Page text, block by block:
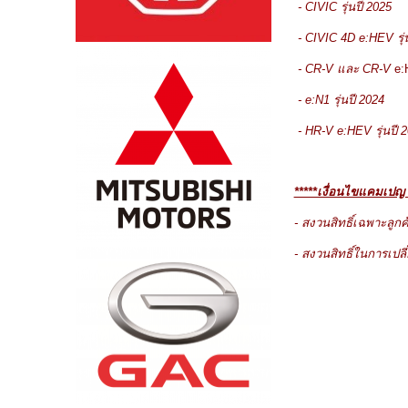
- CIVIC รุ่นปี 2025
- CIVIC 4D e:HEV รุ่
- CR-V และ CR-V
- e:N1 รุ่นปี 2024
- HR-V e:HEV รุ่นปี
*****เงื่อนไขแคมเป
- สงวนสิทธิ์เฉพาะลูก
- สงวนสิทธิ์ในการเป